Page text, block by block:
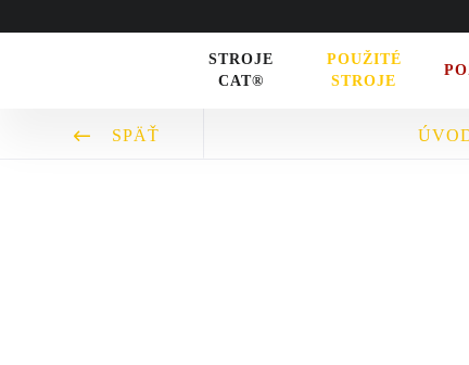
STROJE
CAT®
POUŽITÉ
STROJE
STROJE PRE
SPÄŤ